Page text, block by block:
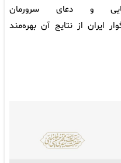
و دعای سرورمان
ایران از نتایج آن بهره‌مند